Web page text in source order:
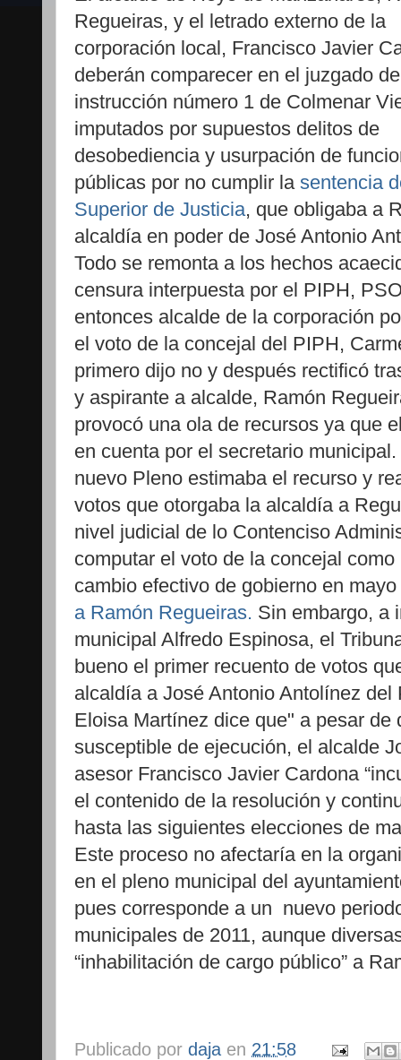
Regueiras, y el letrado externo de la
corporación local, Francisco Javier
deberán comparecer en el juzgado de
instrucción número 1 de Colmenar
imputados por supuestos delitos de
desobediencia y usurpación de
públicas por no cumplir la sentencia
Superior de Justicia, que obligaba a
alcaldía en poder de José Antonio
Todo se remonta a los hechos
censura interpuesta por el PIPH,
entonces alcalde de la corporación
el voto de la concejal del PIPH,
primero dijo no y después rectificó
y aspirante a alcalde, Ramón
provocó una ola de recursos ya que
en cuenta por el secretario
nuevo Pleno estimaba el recurso y
votos que otorgaba la alcaldía a
nivel judicial de lo Contenciso
computar el voto de la concejal
cambio efectivo de gobierno en
a Ramón Regueiras. Sin embargo, a
municipal Alfredo Espinosa, el
bueno el primer recuento de votos
alcaldía a José Antonio Antolínez
Eloisa Martínez dice que" a pesar de
susceptible de ejecución, el alcalde
asesor Francisco Javier Cardona
el contenido de la resolución y
hasta las siguientes elecciones de
Este proceso no afectaría en la
en el pleno municipal del
pues corresponde a un nuevo
municipales de 2011, aunque
“inhabilitación de cargo público” a
Publicado por daja en 21:58